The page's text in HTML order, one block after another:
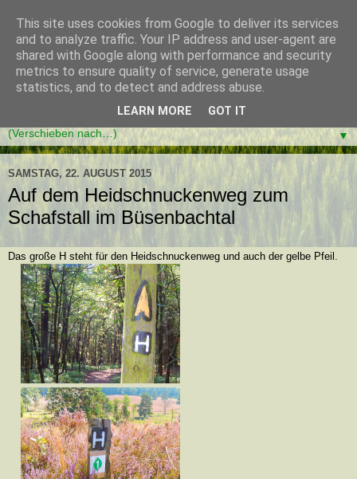
▼
SAMSTAG, 22. AUGUST 2015
Auf dem Heidschnuckenweg zum
Schafstall im Büsenbachtal
Das große H steht für den Heidschnuckenweg und auch der gelbe Pfeil.
This site uses cookies from Google to deliver its services
and to analyze traffic. Your IP address and user-agent are
shared with Google along with performance and security
metrics to ensure quality of service, generate usage
statistics, and to detect and address abuse.
LEARN MORE GOT IT